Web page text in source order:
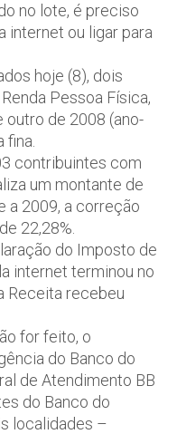
no lote, é preciso
internet ou ligar para
hoje (8), dois
Pessoa Física,
outro de 2008 (ano-
contribuintes com
um montante de
a 2009, a correção
22,28%.
do Imposto de
internet terminou no
Receita recebeu
for feito, o
do Banco do
de Atendimento BB
do Banco do
localidades –